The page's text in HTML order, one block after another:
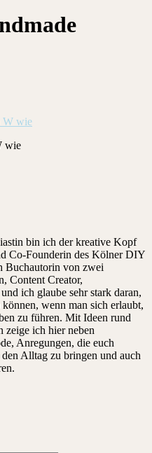
wie
bin ich der kreative Kopf
Co-Founderin des Kölner DIY
Buchautorin von zwei
Content Creator,
ich glaube sehr stark daran,
wenn man sich erlaubt,
zu führen. Mit Ideen rund
zeige ich hier neben
Anregungen, die euch
Alltag zu bringen und auch